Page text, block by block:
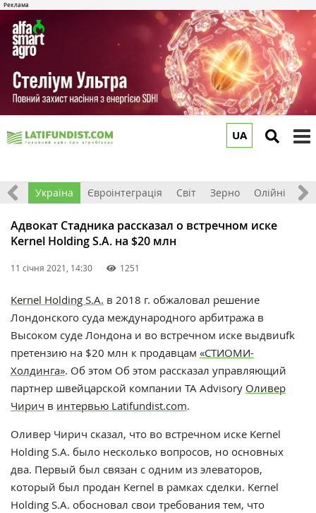
UA
Все Україна Євроінтеграція Світ Зерно Олійні
Адвокат Стадника рассказал о встречном иске
Kernel Holding S.A. на $20 млн
11 січня 2021, 14:30 1251
Kernel Holding S.A. в 2018 г. обжаловал решение
Лондонского суда международного арбитража в
Высоком суде Лондона и во встречном иске выдвиufk
претензию на $20 млн к продавцам «СТИОМИ-
Холдинга». Об этом Об этом рассказал управляющий
партнер швейцарской компании TA Advisory Оливер
Чирич в интервью Latifundist.com.
Оливер Чирич сказал, что во встречном иске Kernel
Holding S.A. было несколько вопросов, но основных
два. Первый был связан с одним из элеваторов,
который был продан Kernel в рамках сделки. Kernel
Holding S.A. обосновал свои требования тем, что